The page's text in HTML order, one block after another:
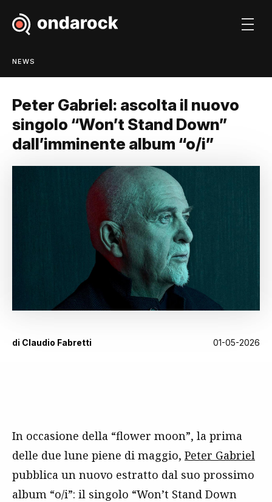
NEWS
Peter Gabriel: ascolta il nuovo
singolo “Won’t Stand Down”
dall’imminente album “o/i”
di Claudio Fabretti 01-05-2026
In occasione della “flower moon”, la prima
delle due lune piene di maggio, Peter Gabriel
pubblica un nuovo estratto dal suo prossimo
album “o/i”: il singolo “Won’t Stand Down